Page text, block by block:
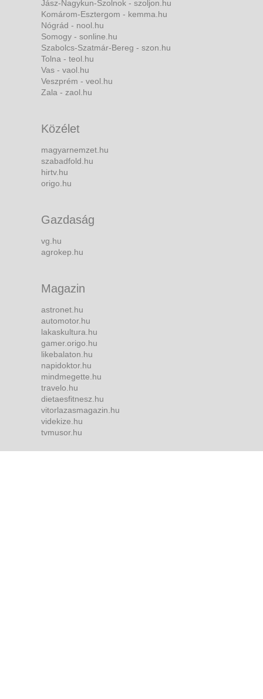
Jász-Nagykun-Szolnok - szoljon.hu
Komárom-Esztergom - kemma.hu
Nógrád - nool.hu
Somogy - sonline.hu
Szabolcs-Szatmár-Bereg - szon.hu
Tolna - teol.hu
Vas - vaol.hu
Veszprém - veol.hu
Zala - zaol.hu
Közélet
magyarnemzet.hu
szabadfold.hu
hirtv.hu
origo.hu
Gazdaság
vg.hu
agrokep.hu
Magazin
astronet.hu
automotor.hu
lakaskultura.hu
gamer.origo.hu
likebalaton.hu
napidoktor.hu
mindmegette.hu
travelo.hu
dietaesfitnesz.hu
vitorlazasmagazin.hu
videkize.hu
tvmusor.hu